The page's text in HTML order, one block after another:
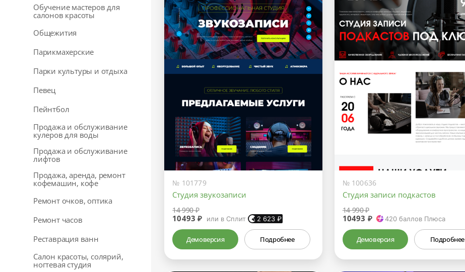
Обучение мастеров для
салонов красоты
Общежития
Парикмахерские
Парки культуры и отдыха
Певец
Пейнтбол
Продажа и обслуживание
кулеров для воды
Продажа и обслуживание
лифтов
Продажа, аренда, ремонт
кофемашин, кофе
Ремонт очков, оптика
Ремонт часов
Реставрация ванн
Салон красоты, солярий,
ногтевая студия
№ 101779
Студия звукозаписи
14 990 ₽
10493 ₽ или в Сплит 2 623₽
Демоверсия Подробнее
№ 100636
Студия записи подкастов
14 990 ₽
10493 ₽ 420 баллов Плюса
Демоверсия Подробнее